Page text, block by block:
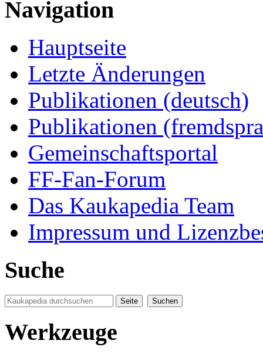
Navigation
Hauptseite
Letzte Änderungen
Publikationen (deutsch)
Publikationen
Gemeinschaftsportal
FF-Fan-Forum
Das Kaukapedia Team
Impressum und
Suche
Werkzeuge